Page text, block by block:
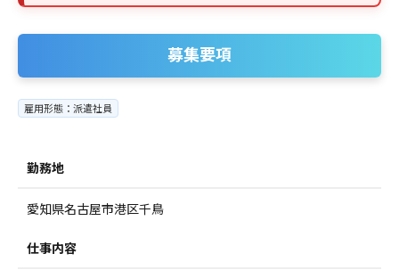
募集要項
雇用形態：派遣社員
勤務地
愛知県名古屋市港区千鳥
仕事内容